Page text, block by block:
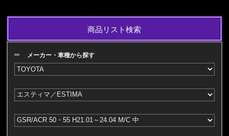
商品リスト検索
メーカー・車種から探す